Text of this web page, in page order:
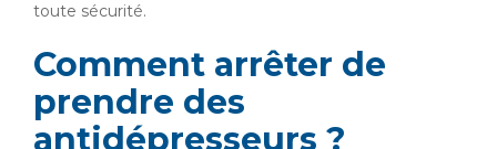
toute sécurité.
Comment arrêter de
prendre des
antidépresseurs ?